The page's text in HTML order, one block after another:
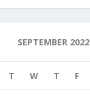
SEPTEMBER 2022
T W T F